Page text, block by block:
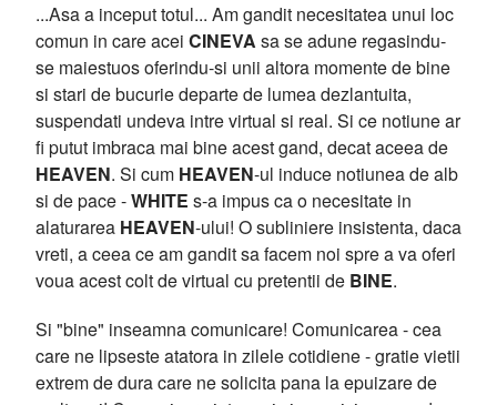
...Asa a inceput totul... Am gandit necesitatea unui loc
comun in care acei CINEVA sa se adune regasindu-
se maiestuos oferindu-si unii altora momente de bine
si stari de bucurie departe de lumea dezlantuita,
suspendati undeva intre virtual si real. Si ce notiune ar
fi putut imbraca mai bine acest gand, decat aceea de
HEAVEN. Si cum HEAVEN-ul induce notiunea de alb
si de pace -WHITE s-a impus ca o necesitate in
alaturarea HEAVEN-ului! O subliniere insistenta, daca
vreti, a ceea ce am gandit sa facem noi spre a va oferi
voua acest colt de virtual cu pretentii de BINE.
Si "bine" inseamna comunicare! Comunicarea - cea
care ne lipseste atatora in zilele cotidiene - gratie vietii
extrem de dura care ne solicita pana la epuizare de